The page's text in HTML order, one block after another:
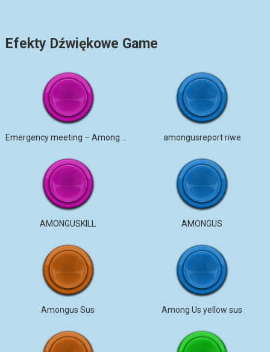
Efekty Dźwiękowe Game
amongusreport riwe
AMONGUSKILL AMONGUS
Amongus Sus Among Us yellow sus